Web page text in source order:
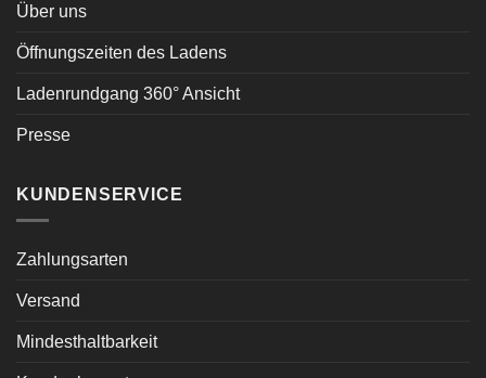
Über uns
Öffnungszeiten des Ladens
Ladenrundgang 360° Ansicht
Presse
KUNDENSERVICE
Zahlungsarten
Versand
Mindesthaltbarkeit